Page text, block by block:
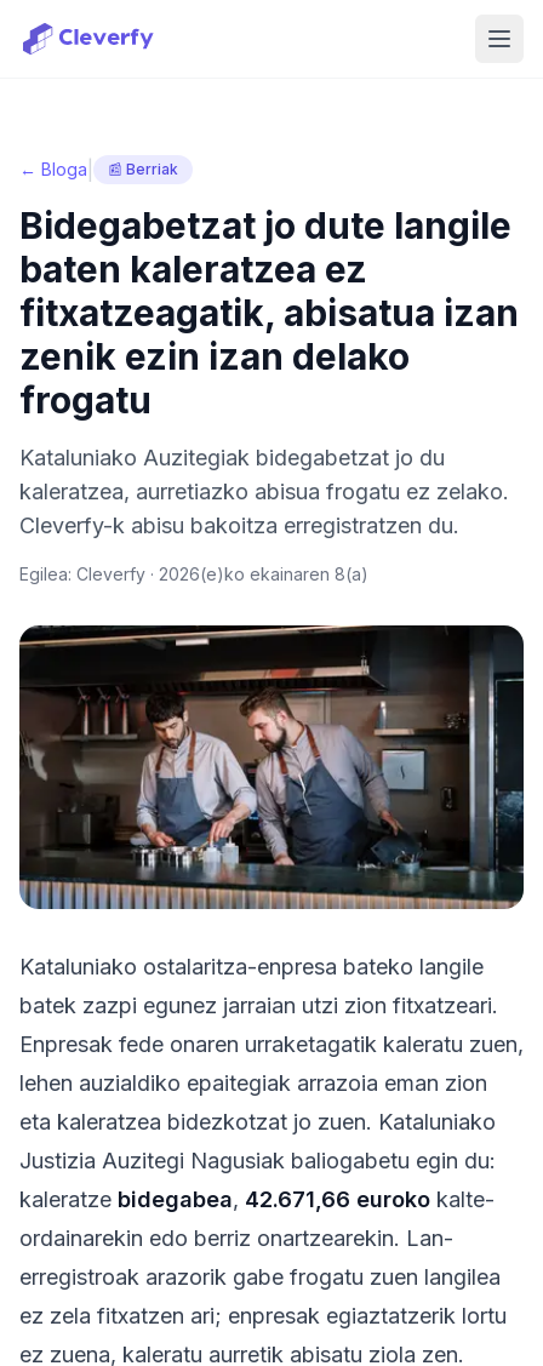
Saioa hasi
← Bloga 📰 Berriak
Bidegabetzat jo dute langile
baten kaleratzea ez
fitxatzeagatik, abisatua izan
zenik ezin izan delako
frogatu
Kataluniako Auzitegiak bidegabetzat jo du
kaleratzea, aurretiazko abisua frogatu ez zelako.
Cleverfy-k abisu bakoitza erregistratzen du.
Egilea: Cleverfy · 2026(e)ko ekainaren 8(a)
Kataluniako ostalaritza-enpresa bateko langile
batek zazpi egunez jarraian utzi zion fitxatzeari.
Enpresak fede onaren urraketagatik kaleratu zuen,
lehen auzialdiko epaitegiak arrazoia eman zion
eta kaleratzea bidezkotzat jo zuen. Kataluniako
Justizia Auzitegi Nagusiak baliogabetu egin du:
kaleratze bidegabea, 42.671,66 euroko kalte-
ordainarekin edo berriz onartzearekin. Lan-
erregistroak arazorik gabe frogatu zuen langilea
ez zela fitxatzen ari; enpresak egiaztatzerik lortu
ez zuena, kaleratu aurretik abisatu ziola zen.